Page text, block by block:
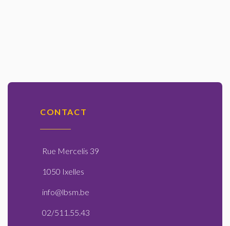
CONTACT
Rue Mercelis 39
1050 Ixelles
info@lbsm.be
02/511.55.43